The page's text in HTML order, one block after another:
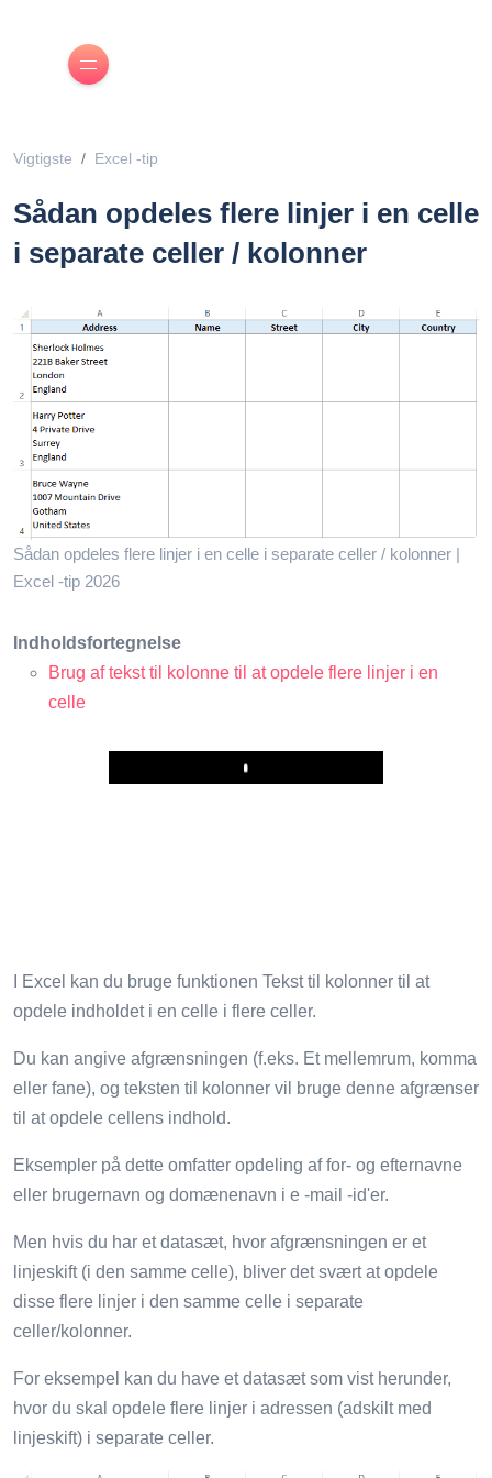
Vigtigste Excel -tip
Sådan opdeles flere linjer i en celle
i separate celler / kolonner
Sådan opdeles flere linjer i en celle i separate celler / kolonner |
Excel -tip 2026
Indholdsfortegnelse
Brug af tekst til kolonne til at opdele flere linjer i en
celle
Play
I Excel kan du bruge funktionen Tekst til kolonner til at
opdele indholdet i en celle i flere celler.
Du kan angive afgrænsningen (f.eks. Et mellemrum, komma
eller fane), og teksten til kolonner vil bruge denne afgrænser
til at opdele cellens indhold.
Eksempler på dette omfatter opdeling af for- og efternavne
eller brugernavn og domænenavn i e -mail -id'er.
Men hvis du har et datasæt, hvor afgrænsningen er et
linjeskift (i den samme celle), bliver det svært at opdele
disse flere linjer i den samme celle i separate
celler/kolonner.
For eksempel kan du have et datasæt som vist herunder,
hvor du skal opdele flere linjer i adressen (adskilt med
linjeskift) i separate celler.